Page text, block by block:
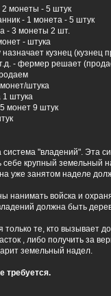
2 монеты - 5 штук
- 1 монета - 5 штук
- 3 монеты 2 шт.
- штука
кузнец (кузнец
- фермер решает
штука
1 штука
монет 9 штук
система "владений". Эта
крупный земельный
уже занятом наделе
нанимать войска и
должна быть
только те, кто вызывает
, либо получить за
земельный надел.
требуется.